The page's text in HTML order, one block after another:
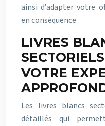
ainsi d’adapter votre
en conséquence.
LIVRES
VOTRE
Les livres blancs
détaillés qui